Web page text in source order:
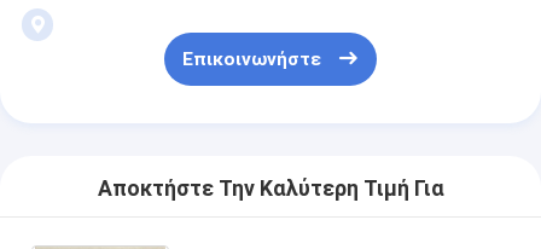
Επικοινωνήστε
Αποκτήστε Την Καλύτερη Τιμή Για